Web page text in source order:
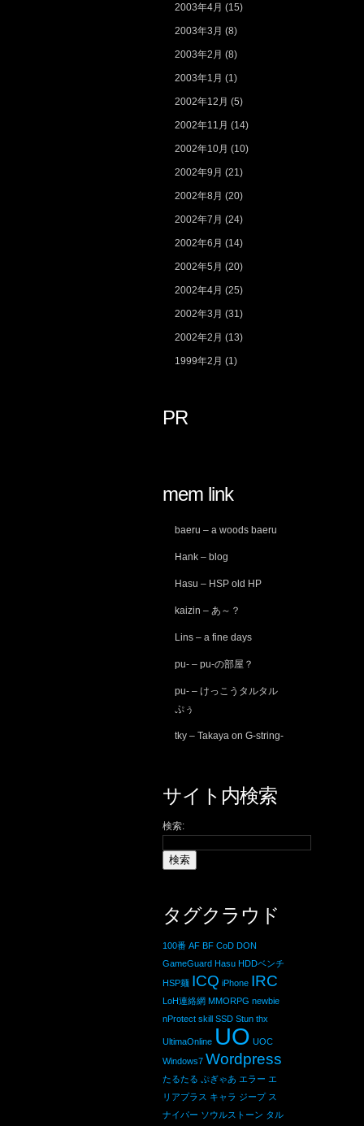
2003年4月 (15)
2003年3月 (8)
2003年2月 (8)
2003年1月 (1)
2002年12月 (5)
2002年11月 (14)
2002年10月 (10)
2002年9月 (21)
2002年8月 (20)
2002年7月 (24)
2002年6月 (14)
2002年5月 (20)
2002年4月 (25)
2002年3月 (31)
2002年2月 (13)
1999年2月 (1)
PR
mem link
baeru – a woods baeru
Hank – blog
Hasu – HSP old HP
kaizin – あ～？
Lins – a fine days
pu- – pu-の部屋？
pu- – けっこうタルタル
ぷぅ
tky – Takaya on G-string-
サイト内検索
検索:
タグクラウド
100番 AF BF CoD DON
GameGuard Hasu HDDベンチ
HSP麺 ICQ iPhone IRC
LoH連絡網 MMORPG newbie
nProtect skill SSD Stun thx
UltimaOnline UO UOC
Windows7 Wordpress
たるたる ぷぎゃあ エラー エ
リアプラス キャラ ジープ ス
ナイパー ソウルストーン タル